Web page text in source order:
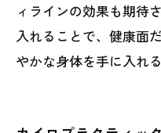
ィラインの効果も期待
入れることで、健康面
やかな身体を手に入れ